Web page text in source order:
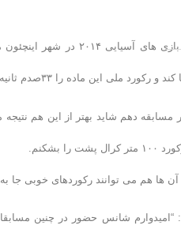
مسابقه دهم شاید بهتر از این هم
ها هم می توانند رکوردهای خوبی جا به
شانس حضور در چنین